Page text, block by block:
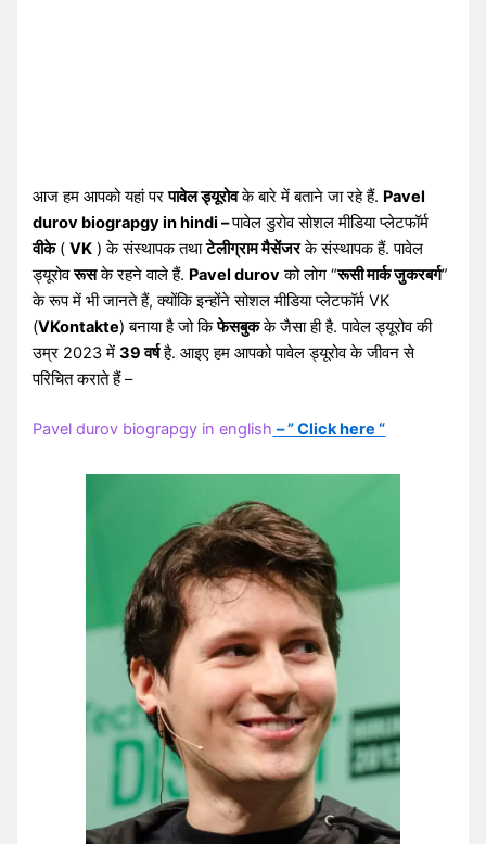
आज हम आपको यहां परपावेल ड्यूरोवके बारे में बताने जा रहे हैं. Pavel
durov biograpgy in hindi –पावेल डुरोव सोशल मीडिया प्लेटफॉर्म
वीके(VK ) के संस्थापक तथाटेलीग्राम मैसेंजरके संस्थापक हैं. पावेल
ड्यूरोवरूसके रहने वाले हैं. Pavel durovको लोग “रूसी मार्क जुकरबर्ग”
के रूप में भी जानते हैं, क्योंकि इन्होंने सोशल मीडिया प्लेटफॉर्म VK
(VKontakte) बनाया है जो किफेसबुकके जैसा ही है. पावेल ड्यूरोव की
उम्र 2023 में39 वर्षहै. आइए हम आपको पावेल ड्यूरोव के जीवन से
परिचित कराते हैं –
Pavel durov biograpgy in english – ” Click here “